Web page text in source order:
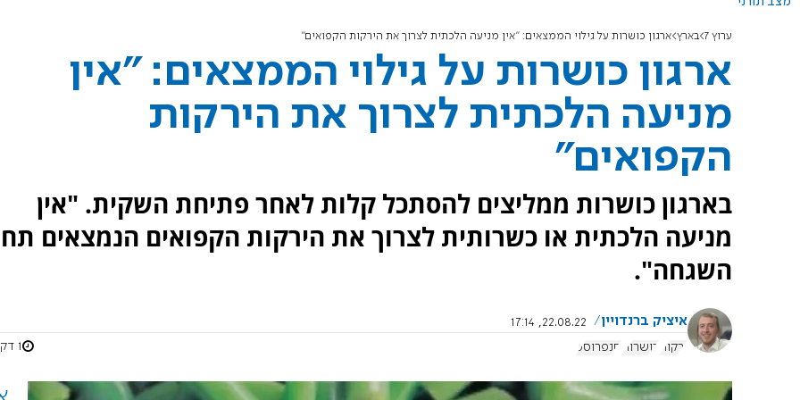
ערוץ 7 בארץ ארגון כושרות על גילוי הממצאים: "אין מניעה הלכתית לצרוך את הירקות הקפואים"
ארגון כושרות על גילוי הממצאים: "אין
מניעה הלכתית לצרוך את הירקות
הקפואים"
בארגון כושרות ממליצים להסתכל קלות לאחר פתיחת השקית. "אין
מניעה הלכתית או כשרותית לצרוך את הירקות הקפואים הנמצאים
השגחה".
איציק ברנדויין
22.08.22, 17:14
ירקות
כושרות סנפרוסט 1 דקות